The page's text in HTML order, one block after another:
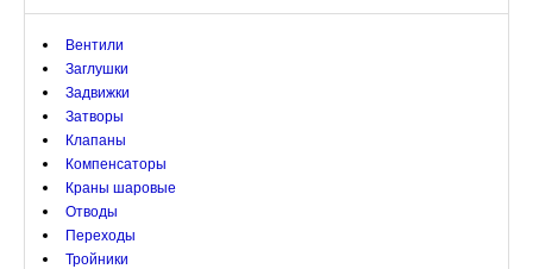
Вентили
Заглушки
Задвижки
Затворы
Клапаны
Компенсаторы
Краны шаровые
Отводы
Переходы
Тройники